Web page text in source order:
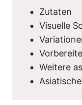
Zutaten
Visuelle
Weitere